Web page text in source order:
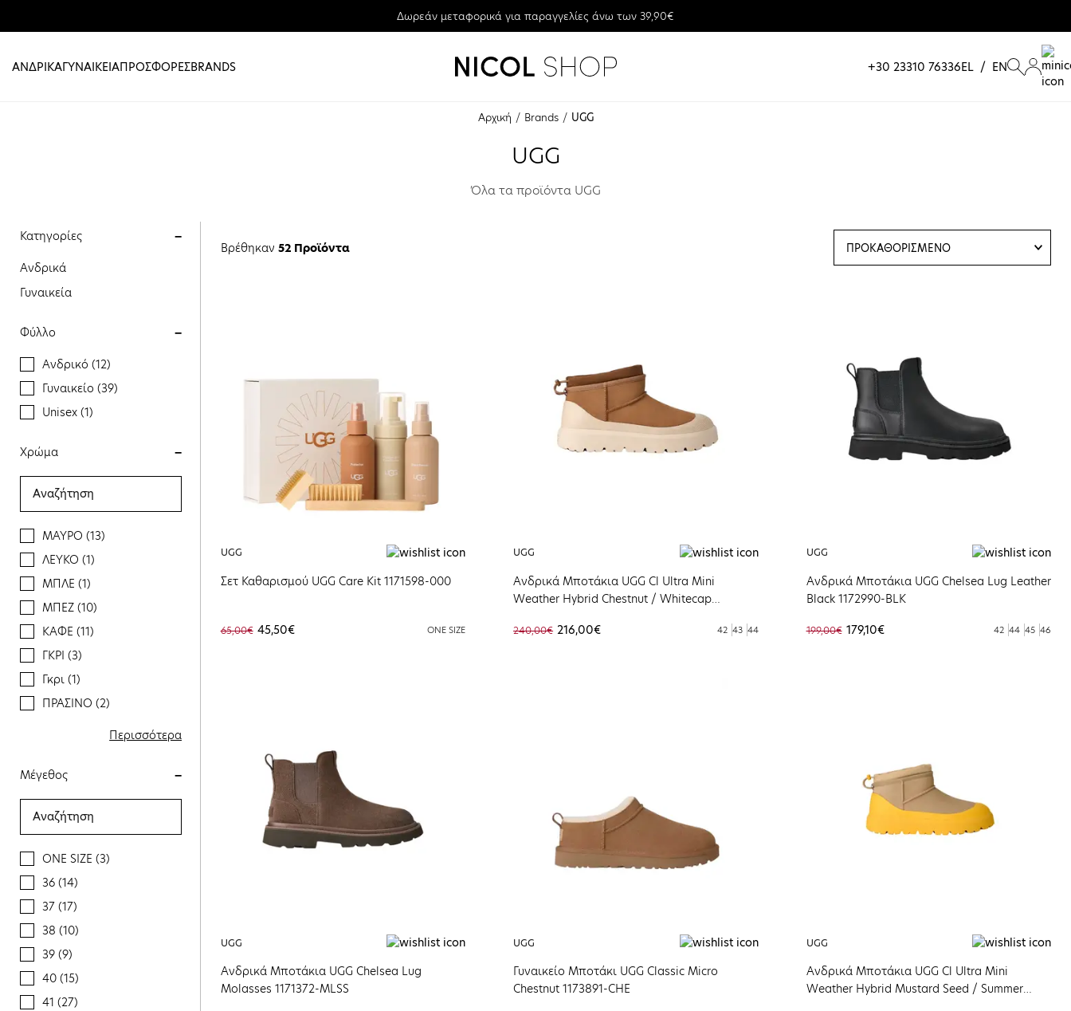
Δωρεάν μεταφορικά για παραγγελίες άνω των 39,90€
ΑΝΔΡΙΚΑΓΥΝΑΙΚΕΙΑΠΡΟΣΦΟΡΕΣBRANDS +30 23310 76336EL / EN
Αρχική Brands UGG
UGG
Όλα τα προϊόντα UGG
Κατηγορίες
Ανδρικά
Γυναικεία
Φύλλο
Ανδρικό (12)
Γυναικείο (39)
Unisex (1)
Χρώμα
ΜΑΥΡΟ (13)
ΛΕΥΚΟ (1)
ΜΠΛΕ (1)
ΜΠΕΖ (10)
ΚΑΦΕ (11)
ΓΚΡΙ (3)
Γκρι (1)
ΠΡΑΣΙΝΟ (2)
ΚΙΤΡΙΝΟ (1)
ΛΑΔΙ (1)
Περισσότερα
Μέγεθος
ONE SIZE (3)
36 (14)
37 (17)
38 (10)
39 (9)
40 (15)
41 (27)
Βρέθηκαν 52 Προϊόντα
UGG
Σετ Καθαρισμού UGG Care Kit 1171598-000
65,00€ 45,50€ ONE SIZE
UGG
Ανδρικά Μποτάκια UGG Cl Ultra Mini
Weather Hybrid Chestnut / Whitecap
240,00€ 216,00€ 42 43 44
UGG
Ανδρικά Μποτάκια UGG Chelsea Lug Leather
Black 1172990-BLK
199,00€ 179,10€ 42 44 45 46
UGG
Ανδρικά Μποτάκια UGG Chelsea Lug
Molasses 1171372-MLSS
UGG
Γυναικείο Μποτάκι UGG Classic Micro
Chestnut 1173891-CHE
UGG
Ανδρικά Μποτάκια UGG Cl Ultra Mini
Weather Hybrid Mustard Seed / Summer